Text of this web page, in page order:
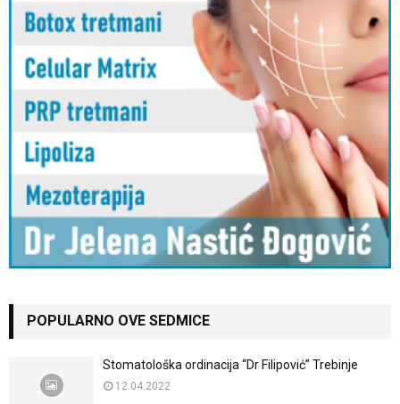
POPULARNO OVE SEDMICE
Stomatološka ordinacija “Dr Filipović” Trebinje
12.04.2022